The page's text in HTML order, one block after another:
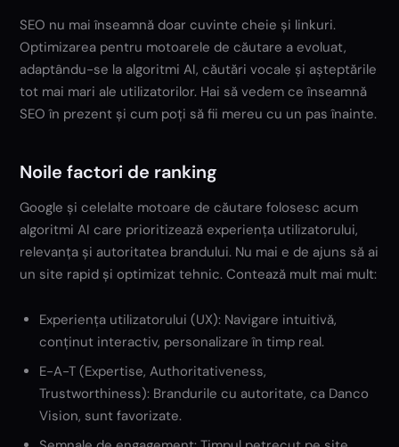
SEO nu mai înseamnă doar cuvinte cheie și linkuri.
Optimizarea pentru motoarele de căutare a evoluat,
adaptându-se la algoritmi AI, căutări vocale și așteptările
tot mai mari ale utilizatorilor. Hai să vedem ce înseamnă
SEO în prezent și cum poți să fii mereu cu un pas înainte.
Noile factori de ranking
Google și celelalte motoare de căutare folosesc acum
algoritmi AI care prioritizează experiența utilizatorului,
relevanța și autoritatea brandului. Nu mai e de ajuns să ai
un site rapid și optimizat tehnic. Contează mult mai mult:
Experiența utilizatorului (UX): Navigare intuitivă,
conținut interactiv, personalizare în timp real.
E-A-T (Expertise, Authoritativeness,
Trustworthiness): Brandurile cu autoritate, ca Danco
Vision, sunt favorizate.